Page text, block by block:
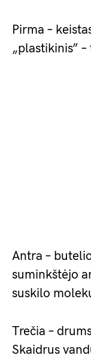
Pirma –
„plastikinis”
Antra –
suminkštėjo
suskilo
Trečia –
Skaidrus